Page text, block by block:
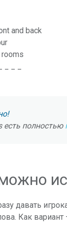
and back
_ _
есть полностью
давать
Как